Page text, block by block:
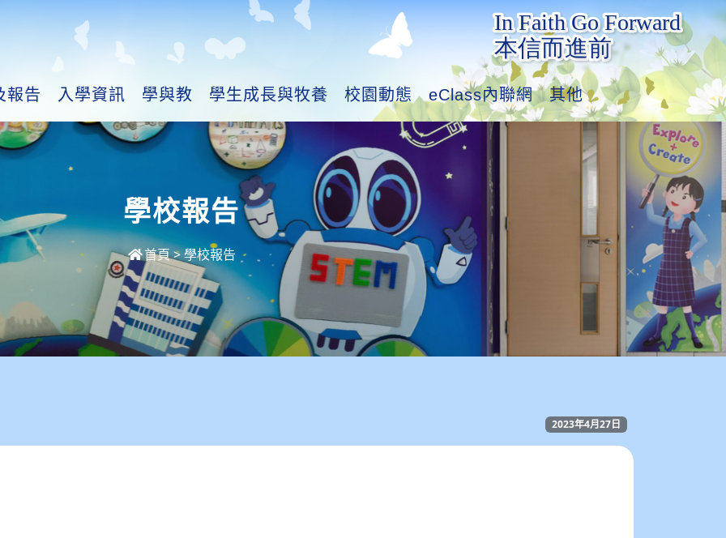
報告 入學資訊 學與教 學生成長與牧養 校園動態 eClass內聯網 其他
學校報告
首頁>學校報告
2023年4月27日